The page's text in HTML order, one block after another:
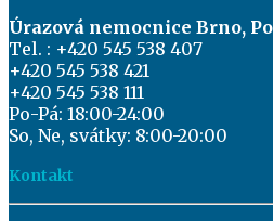
Úrazová nemocnice Brno,
Tel. : +420 545 538 407
+420 545 538 421
+420 545 538 111
Po-Pá: 18:00-24:00
So, Ne, svátky: 8:00-20:00
Kontakt